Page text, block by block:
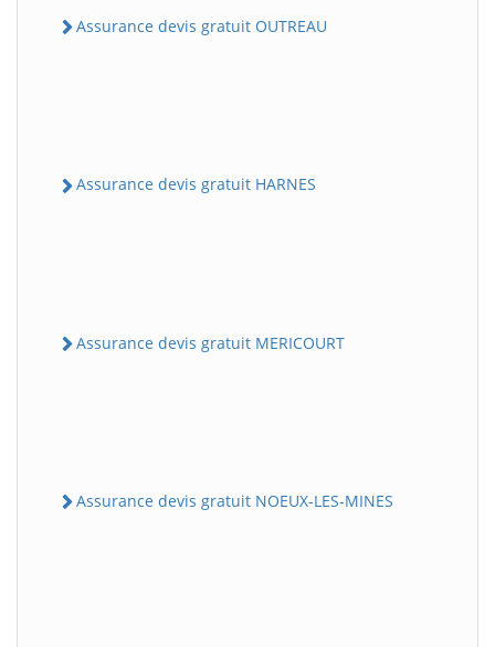
Assurance devis gratuit OUTREAU
Assurance devis gratuit HARNES
Assurance devis gratuit MERICOURT
Assurance devis gratuit NOEUX-LES-MINES